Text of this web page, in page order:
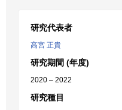
研究代表者
高宮 正貴
研究期間 (年度)
2020 – 2022
研究種目